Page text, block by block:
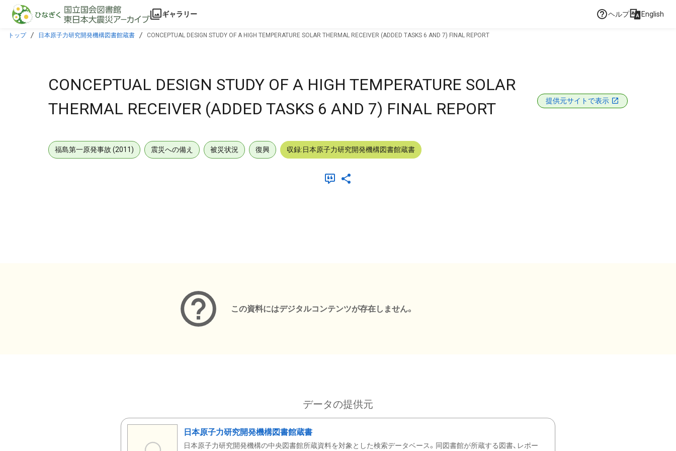
本文に飛ぶ
ギャラリー ヘルプ English
トップ 日本原子力研究開発機構図書館蔵書 CONCEPTUAL DESIGN STUDY OF A HIGH TEMPERATURE SOLAR THERMAL RECEIVER (ADDED TASKS 6 AND 7) FINAL REPORT
CONCEPTUAL DESIGN STUDY OF A HIGH TEMPERATURE SOLAR
THERMAL RECEIVER (ADDED TASKS 6 AND 7) FINAL REPORT
提供元サイトで表示
福島第一原発事故 (2011) 震災への備え 被災状況 復興 収録:日本原子力研究開発機構図書館蔵書
この資料にはデジタルコンテンツが存在しません。
データの提供元
日本原子力研究開発機構図書館蔵書
日本原子力研究開発機構の中央図書館所蔵資料を対象とした検索データベース。同図書館が所蔵する図書、レポー